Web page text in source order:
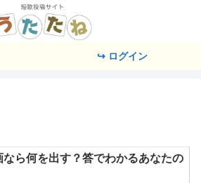
↪ ログイン
なら何を出す？答でわかるあなたの